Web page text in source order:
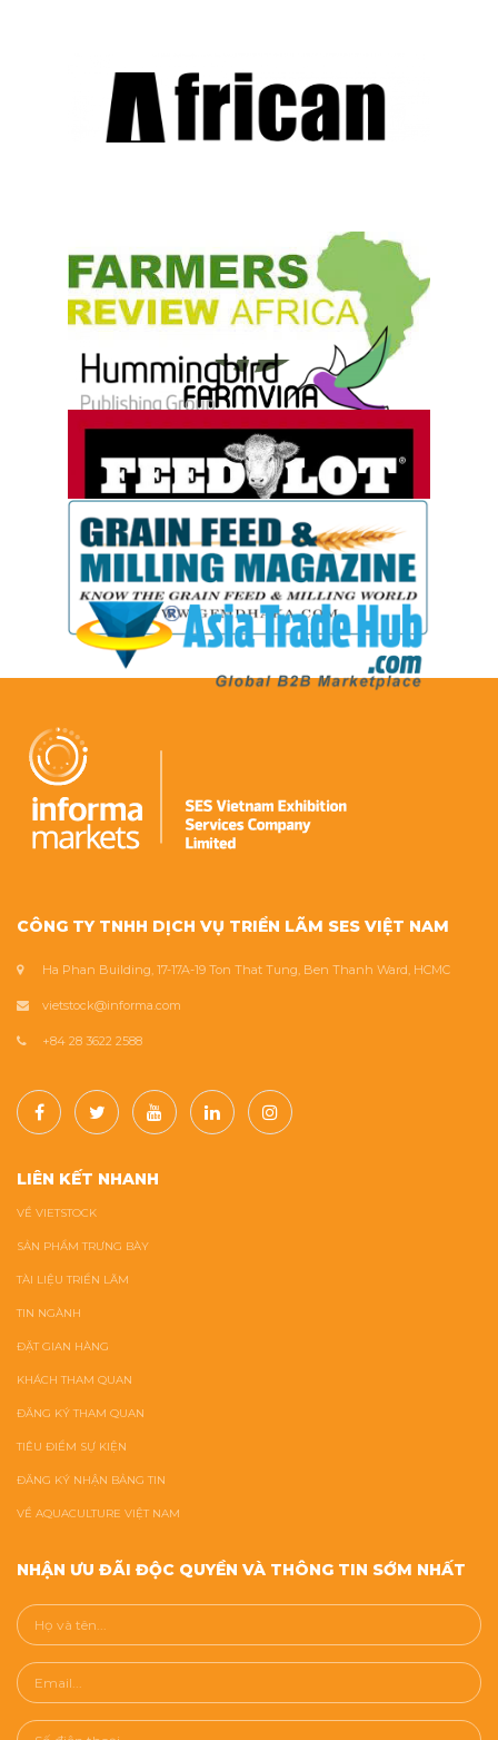
CÔNG TY TNHH DỊCH VỤ TRIỂN LÃM SES VIỆT NAM
Ha Phan Building, 17-17A-19 Ton That Tung, Ben Thanh Ward, HCMC
vietstock@informa.com
+84 28 3622 2588
LIÊN KẾT NHANH
VỀ VIETSTOCK
SẢN PHẨM TRƯNG BÀY
TÀI LIỆU TRIỂN LÃM
TIN NGÀNH
ĐẶT GIAN HÀNG
KHÁCH THAM QUAN
ĐĂNG KÝ THAM QUAN
TIÊU ĐIỂM SỰ KIỆN
ĐĂNG KÝ NHẬN BẢNG TIN
VỀ AQUACULTURE VIỆT NAM
NHẬN ƯU ĐÃI ĐỘC QUYỀN VÀ THÔNG TIN SỚM NHẤT